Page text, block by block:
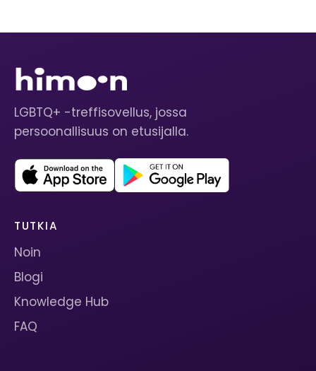
LGBTQ+ -treffisovellus, jossa
persoonallisuus on etusijalla.
TUTKIA
Noin
Blogi
Knowledge Hub
FAQ